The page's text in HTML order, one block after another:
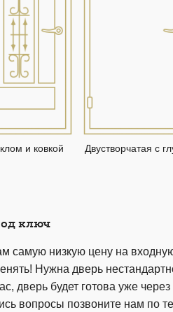
и ковкой Двустворчатая с
ключ
низкую цену на
Нужна дверь
дверь будет готова уже
вопросы позвоните нам по